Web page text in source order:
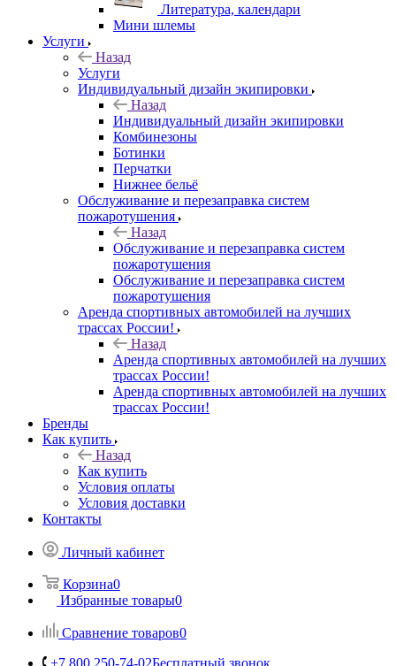
Литература, календари
Мини шлемы
Услуги
Назад
Услуги
Индивидуальный дизайн экипировки
Назад
Индивидуальный дизайн экипировки
Комбинезоны
Ботинки
Перчатки
Нижнее бельё
Обслуживание и перезаправка систем
пожаротушения
Назад
Обслуживание и перезаправка систем
пожаротушения
Обслуживание и перезаправка систем
пожаротушения
Аренда спортивных автомобилей на лучших
трассах России!
Назад
Аренда спортивных автомобилей на лучших
трассах России!
Аренда спортивных автомобилей на лучших
трассах России!
Бренды
Как купить
Назад
Как купить
Условия оплаты
Условия доставки
Контакты
Личный кабинет
Корзина0
Избранные товары0
Сравнение товаров0
+7 800 250-74-02Бесплатный звонок